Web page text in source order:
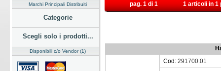
Marchi Principali Distribuiti
Categorie
Scegli solo i prodotti...
Disponibili c/o Vendor (1)
pag. 1 di 1 1 articoli in 1
Cod: 291700.01